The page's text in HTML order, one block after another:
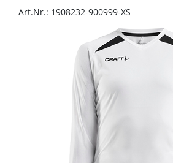
Art.Nr.: 1908232-900999-XS